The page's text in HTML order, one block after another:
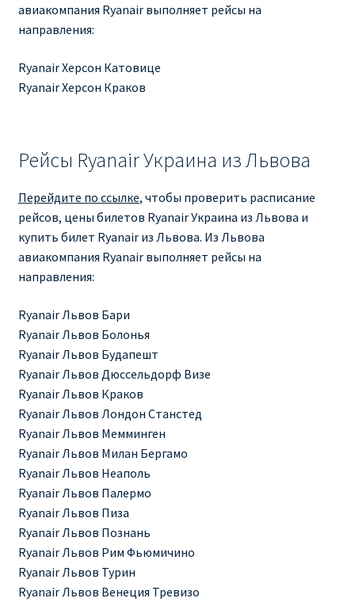
ПРАВИЛА RYANAIR В АЭРОПОРТУ И НА БОРТУ
ПРАВИЛА ПРОВОЗА БАГАЖА RYANAIR
ПУТЕШЕСТВИЯ РЕЙСАМИ RYANAIR
Информация по бронированию билетов Ryanair
КАК НАЙТИ ДЕШЕВЫЙ БИЛЕТ
Кипр
КУПИТЬ АВИАБИЛЕТЫ ДЕШЕВО
Милан
Париж
ПРАВИЛА РЕГИСТРАЦИИ
ПРИЛОЖЕНИЕ RYANAIR НА РУССКОМ
ПРОВОЗ БАГАЖА RYANAIR – ПРАВИЛА
авиакомпания Ryanair выполняет рейсы на
направления:
Ryanair Херсон Катовице
Ryanair Херсон Краков
Рейсы Ryanair Украина из Львова
Перейдите по ссылке, чтобы проверить расписание
рейсов, цены билетов Ryanair Украина из Львова и
купить билет Ryanair из Львова. Из Львова
авиакомпания Ryanair выполняет рейсы на
направления:
Ryanair Львов Бари
Ryanair Львов Болонья
Ryanair Львов Будапешт
Ryanair Львов Дюссельдорф Визе
Ryanair Львов Краков
Ryanair Львов Лондон Станстед
Ryanair Львов Мемминген
Ryanair Львов Милан Бергамо
Ryanair Львов Неаполь
Ryanair Львов Палермо
Ryanair Львов Пиза
Ryanair Львов Познань
Ryanair Львов Рим Фьюмичино
Ryanair Львов Турин
Ryanair Львов Венеция Тревизо